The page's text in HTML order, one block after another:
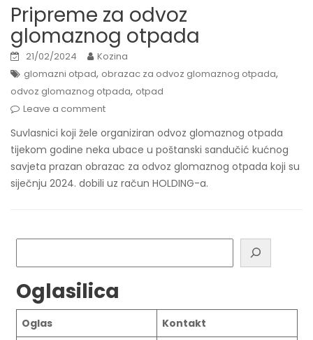
Pripreme za odvoz
glomaznog otpada
21/02/2024
Kozina
glomazni otpad, obrazac za odvoz glomaznog otpada,
odvoz glomaznog otpada, otpad
Leave a comment
Suvlasnici koji žele organiziran odvoz glomaznog otpada
tijekom godine neka ubace u poštanski sandučić kućnog
savjeta prazan obrazac za odvoz glomaznog otpada koji su
siječnju 2024. dobili uz račun HOLDING-a.
Oglasilica
Oglas
Kontakt